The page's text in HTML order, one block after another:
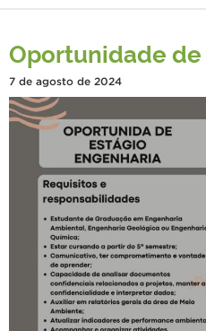
Oportunidade de
7 de agosto de 2024